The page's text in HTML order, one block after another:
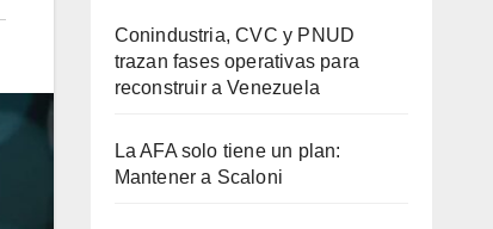
Conindustria, CVC y PNUD
trazan fases operativas para
reconstruir a Venezuela
La AFA solo tiene un plan:
Mantener a Scaloni